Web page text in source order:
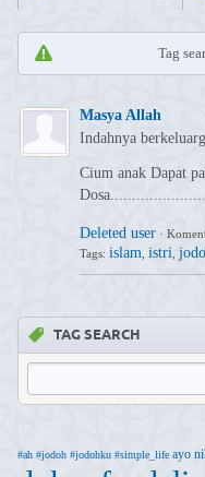
Tag
Masya Allah
Indahnya
Cium anak Dapat
Dosa......................
Deleted user ·
Tags: islam istri
TAG SEARCH
#ah #jodoh #jodohku #simple_life ayo